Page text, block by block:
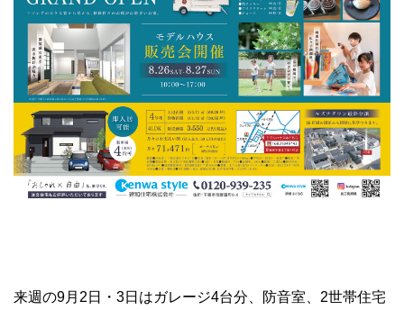
来週の9月2日・3日はガレージ4台分、防音室、2世帯住宅